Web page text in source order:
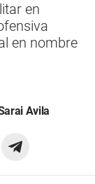
en
en nombre
Avila